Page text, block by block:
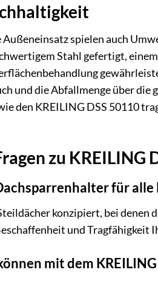
spielen auch
Stahl gefertigt,
und die Abfallmenge über die
den KREILING DSS 50110
zu KREILING
für
konzipiert, bei denen
und Tragfähigkeit
mit dem